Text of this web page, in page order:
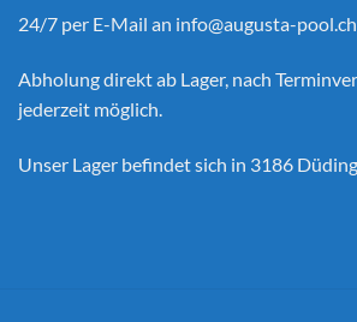
24/7 per E-Mail an info@augusta-pool.ch
Abholung direkt ab Lager, nach
jederzeit möglich.
Unser Lager befindet sich in 3186